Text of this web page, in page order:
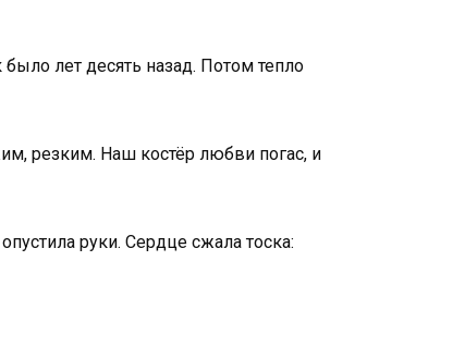
было лет десять назад. Потом тепло
резким. Наш костёр любви погас, и
руки. Сердце сжала тоска: